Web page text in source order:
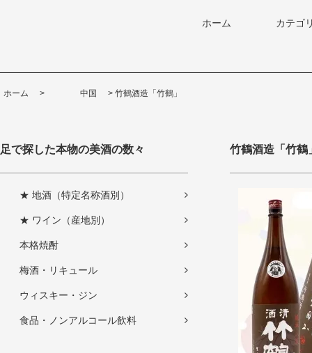
ホーム カテゴ
ホーム > 中国 > 竹鶴酒造「竹鶴」
足で探した本物の美酒の数々
★ 地酒（特定名称酒別）
★ ワイン（産地別）
本格焼酎
梅酒・リキュール
ウィスキー・ジン
食品・ノンアルコール飲料
竹鶴酒造「竹鶴